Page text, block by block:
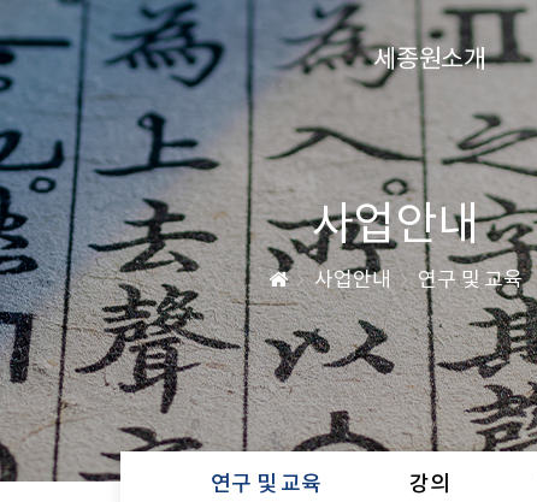
세종원소개
사업안내
사업안내 연구 및 교육
연구 및 교육 강의